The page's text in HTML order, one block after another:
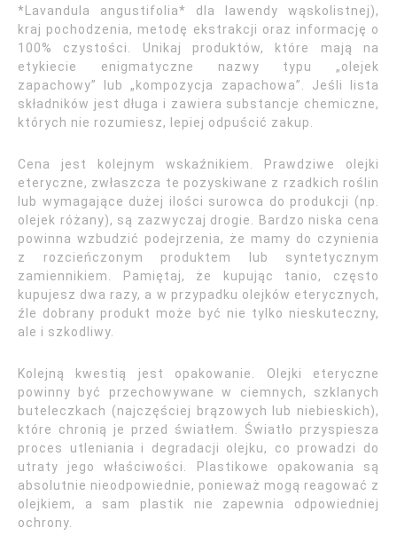
*Lavandula angustifolia* dla lawendy wąskolistnej),
kraj pochodzenia, metodę ekstrakcji oraz informację o
100% czystości. Unikaj produktów, które mają na
etykiecie enigmatyczne nazwy typu „olejek
zapachowy” lub „kompozycja zapachowa”. Jeśli lista
składników jest długa i zawiera substancje chemiczne,
których nie rozumiesz, lepiej odpuścić zakup.
Cena jest kolejnym wskaźnikiem. Prawdziwe olejki
eteryczne, zwłaszcza te pozyskiwane z rzadkich roślin
lub wymagające dużej ilości surowca do produkcji (np.
olejek różany), są zazwyczaj drogie. Bardzo niska cena
powinna wzbudzić podejrzenia, że mamy do czynienia
z rozcieńczonym produktem lub syntetycznym
zamiennikiem. Pamiętaj, że kupując tanio, często
kupujesz dwa razy, a w przypadku olejków eterycznych,
źle dobrany produkt może być nie tylko nieskuteczny,
ale i szkodliwy.
Kolejną kwestią jest opakowanie. Olejki eteryczne
powinny być przechowywane w ciemnych, szklanych
buteleczkach (najczęściej brązowych lub niebieskich),
które chronią je przed światłem. Światło przyspiesza
proces utleniania i degradacji olejku, co prowadzi do
utraty jego właściwości. Plastikowe opakowania są
absolutnie nieodpowiednie, ponieważ mogą reagować z
olejkiem, a sam plastik nie zapewnia odpowiedniej
ochrony.